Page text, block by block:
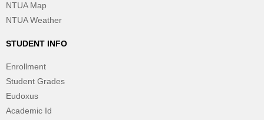
NTUA Map
NTUA Weather
STUDENT INFO
Enrollment
Student Grades
Eudoxus
Academic Id